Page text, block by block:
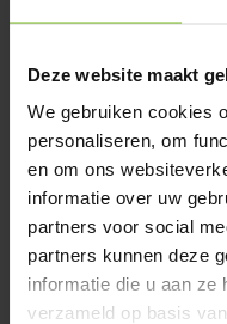
Deze website maakt
We gebruiken cookies
personaliseren, om
en om ons
informatie over uw
partners voor social
partners kunnen deze
informatie die u aan ze
verzameld op basis
Specificaties
Reviews
Delen